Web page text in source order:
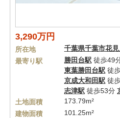
3,290万円
所在地 千葉県千葉市花
最寄り駅
勝田台駅 徒歩49
東葉勝田台駅 徒
京成大和田駅 徒
志津駅 徒歩53分
土地面積
173.79m²
建物面積
101.25m²